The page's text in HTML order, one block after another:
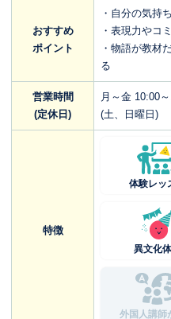
おすすめ
ポイント
・自分の気持
・表現力やコ
・物語が教材
る
営業時間
(定休日)
月～金 10:00
(土、日曜日)
特徴
体験レッ
異文化
外国人講師